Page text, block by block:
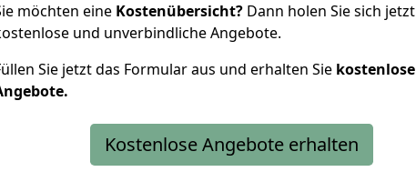
möchten eine Kostenübersicht? Dann holen Sie sich jetzt
und unverbindliche Angebote.
Sie jetzt das Formular aus und erhalten Sie kostenlose
Kostenlose Angebote erhalten